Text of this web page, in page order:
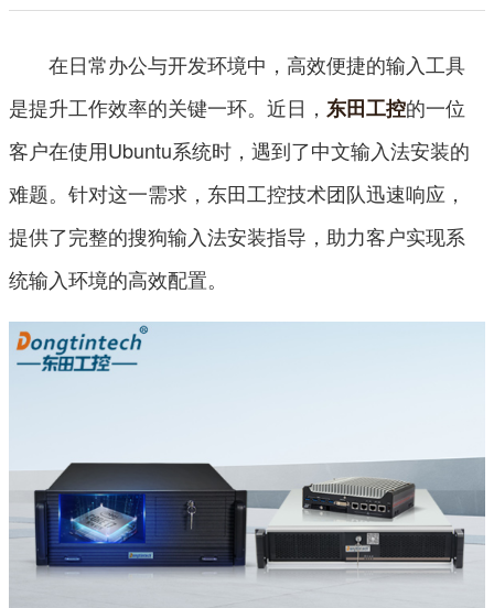
在日常办公与开发环境中，高效便捷的输入工具
是提升工作效率的关键一环。近日， 东田工控的一位
客户在使用Ubuntu系统时，遇到了中文输入法安装的
难题。针对这一需求，东田工控技术团队迅速响应，
提供了完整的搜狗输入法安装指导，助力客户实现系
统输入环境的高效配置。